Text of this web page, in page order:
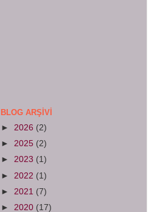
BLOG ARŞIVI
► 2026 (2)
► 2025 (2)
► 2023 (1)
► 2022 (1)
► 2021 (7)
► 2020 (17)